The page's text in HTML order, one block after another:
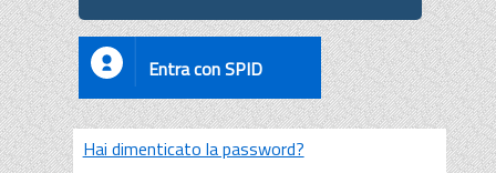
Entra con SPID
Hai dimenticato la password?